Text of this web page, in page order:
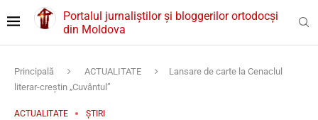
Portalul jurnaliștilor și bloggerilor ortodocși
din Moldova
Principală ACTUALITATE
Lansare de carte la Cenaclul
literar-creștin „Cuvântul”
ACTUALITATE ȘTIRI